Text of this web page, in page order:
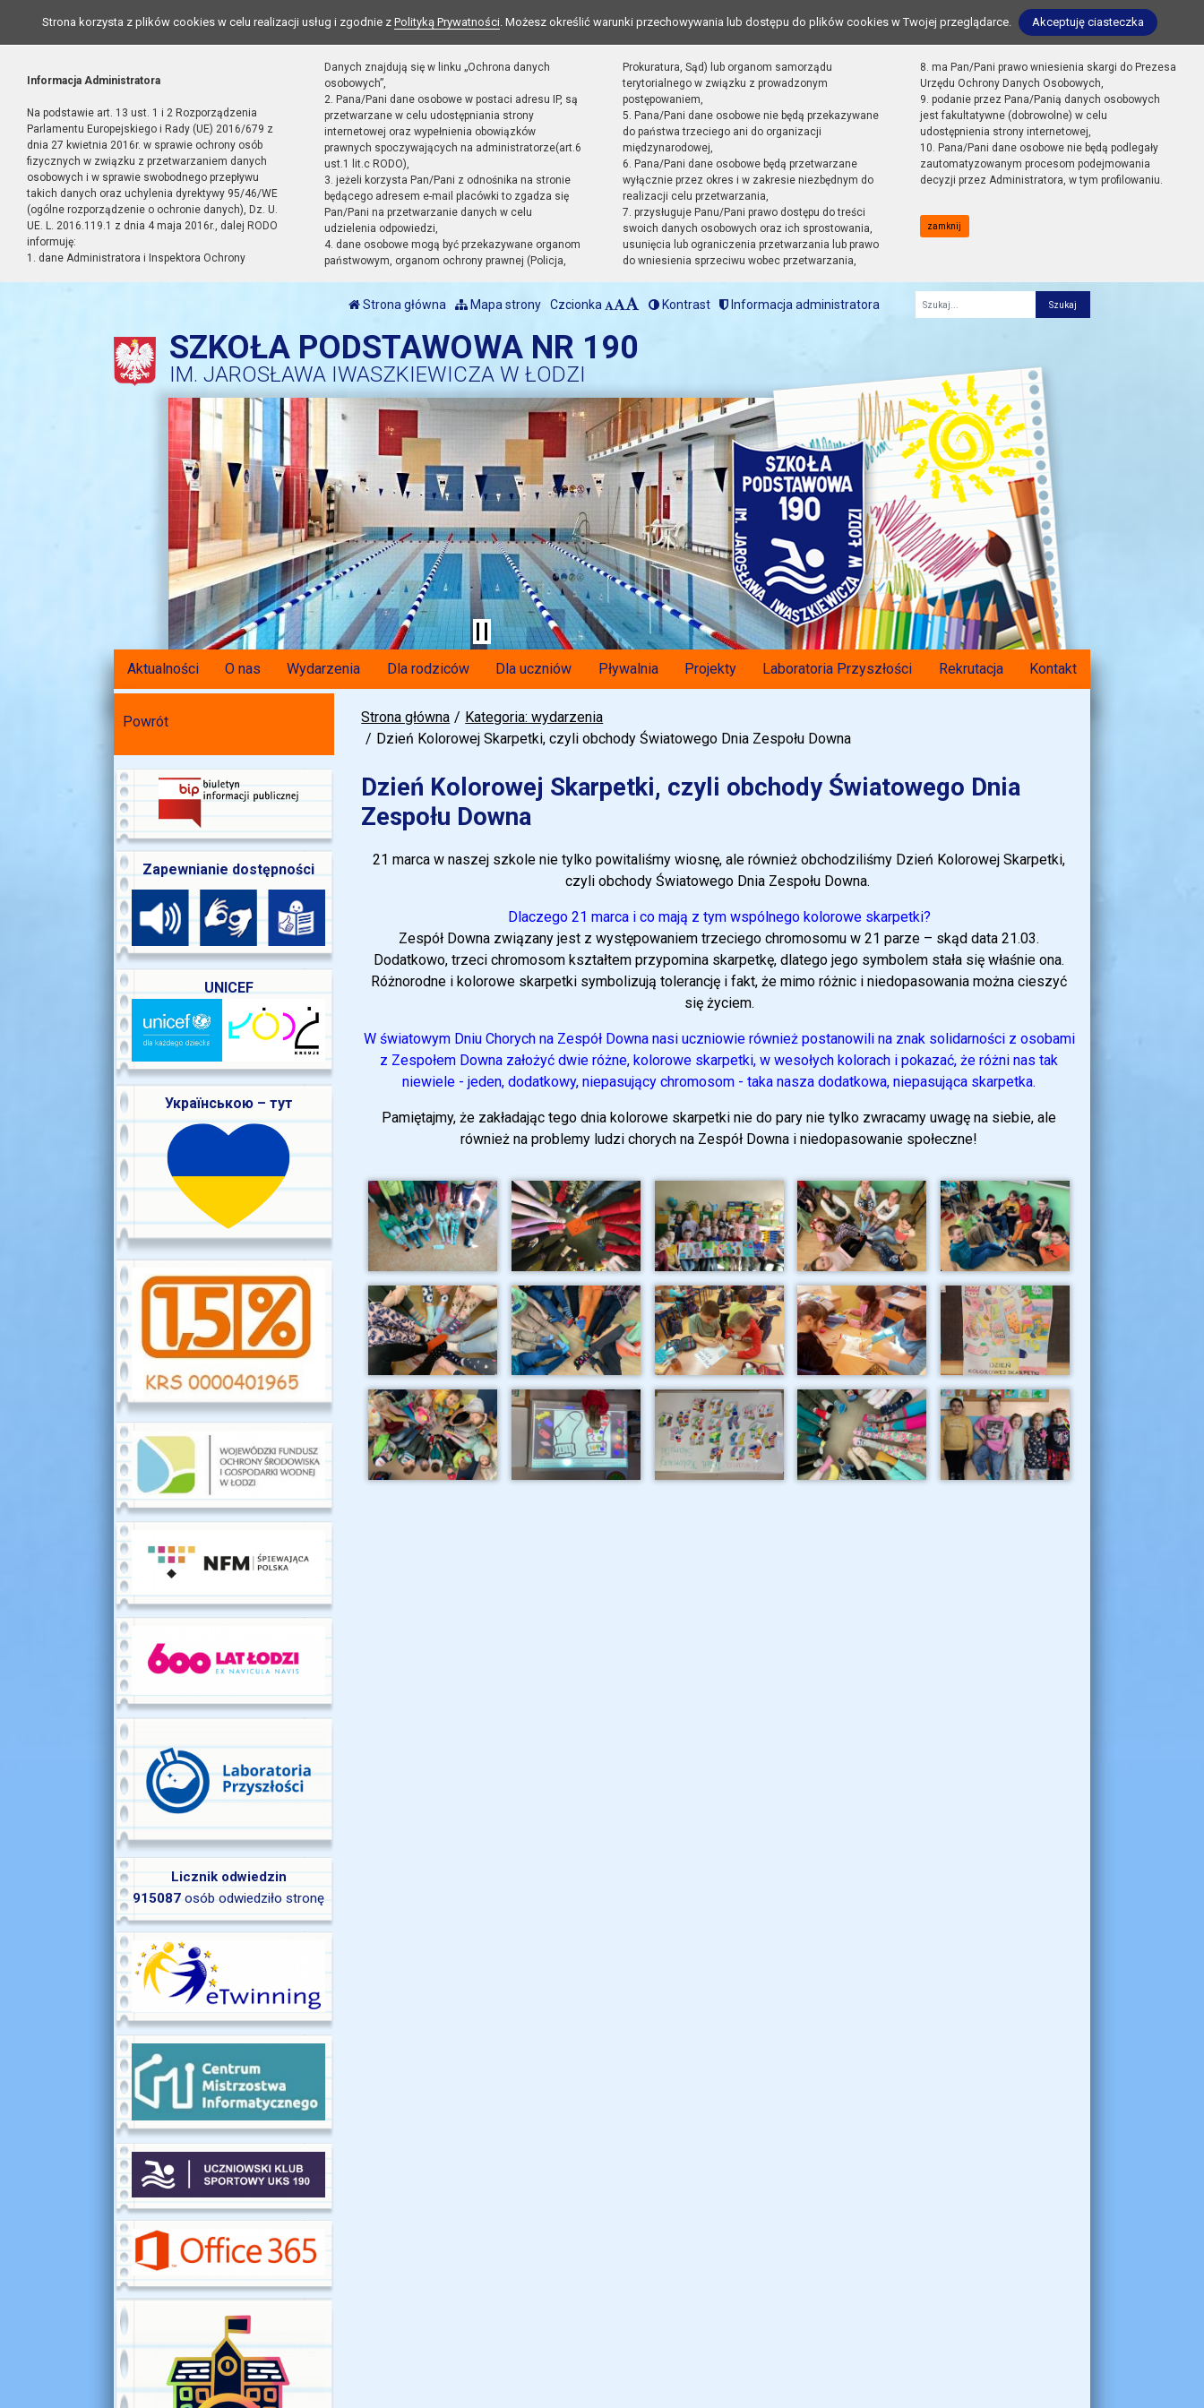
Strona korzysta z plików cookies w celu realizacji usług i zgodnie z Polityką Prywatności. Możesz określić warunki przechowywania lub dostępu do plików cookies w Twojej przeglądarce. Akceptuję ciasteczka
Informacja Administratora
Na podstawie art. 13 ust. 1 i 2 Rozporządzenia
Parlamentu Europejskiego i Rady (UE) 2016/679 z
dnia 27 kwietnia 2016r. w sprawie ochrony osób
fizycznych w związku z przetwarzaniem danych
osobowych i w sprawie swobodnego przepływu
takich danych oraz uchylenia dyrektywy 95/46/WE
(ogólne rozporządzenie o ochronie danych), Dz. U.
UE. L. 2016.119.1 z dnia 4 maja 2016r., dalej RODO
informuję:
1. dane Administratora i Inspektora Ochrony
Danych znajdują się w linku „Ochrona danych
osobowych”,
2. Pana/Pani dane osobowe w postaci adresu IP, są
przetwarzane w celu udostępniania strony
internetowej oraz wypełnienia obowiązków
prawnych spoczywających na administratorze(art.6
ust.1 lit.c RODO),
3. jeżeli korzysta Pan/Pani z odnośnika na stronie
będącego adresem e-mail placówki to zgadza się
Pan/Pani na przetwarzanie danych w celu
udzielenia odpowiedzi,
4. dane osobowe mogą być przekazywane organom
państwowym, organom ochrony prawnej (Policja,
Prokuratura, Sąd) lub organom samorządu
terytorialnego w związku z prowadzonym
postępowaniem,
5. Pana/Pani dane osobowe nie będą przekazywane
do państwa trzeciego ani do organizacji
międzynarodowej,
6. Pana/Pani dane osobowe będą przetwarzane
wyłącznie przez okres i w zakresie niezbędnym do
realizacji celu przetwarzania,
7. przysługuje Panu/Pani prawo dostępu do treści
swoich danych osobowych oraz ich sprostowania,
usunięcia lub ograniczenia przetwarzania lub prawo
do wniesienia sprzeciwu wobec przetwarzania,
8. ma Pan/Pani prawo wniesienia skargi do Prezesa
Urzędu Ochrony Danych Osobowych,
9. podanie przez Pana/Panią danych osobowych
jest fakultatywne (dobrowolne) w celu
udostępnienia strony internetowej,
10. Pana/Pani dane osobowe nie będą podlegały
zautomatyzowanym procesom podejmowania
decyzji przez Administratora, w tym profilowaniu.
zamknij
Strona główna Mapa strony Czcionka Kontrast Informacja administratora
Fraza
SZKOŁA PODSTAWOWA NR 190
IM. JAROSŁAWA IWASZKIEWICZA W ŁODZI
Aktualności O nas Wydarzenia Dla rodziców Dla uczniów Pływalnia Projekty Laboratoria Przyszłości Rekrutacja Kontakt
Strona główna
Kategoria: wydarzenia
Dzień Kolorowej Skarpetki, czyli obchody Światowego Dnia Zespołu Downa
Dzień Kolorowej Skarpetki, czyli obchody Światowego Dnia
Zespołu Downa
21 marca w naszej szkole nie tylko powitaliśmy wiosnę, ale również obchodziliśmy Dzień Kolorowej Skarpetki,
czyli obchody Światowego Dnia Zespołu Downa.
Dlaczego 21 marca i co mają z tym wspólnego kolorowe skarpetki?
Zespół Downa związany jest z występowaniem trzeciego chromosomu w 21 parze – skąd data 21.03.
Dodatkowo, trzeci chromosom kształtem przypomina skarpetkę, dlatego jego symbolem stała się właśnie ona.
Różnorodne i kolorowe skarpetki symbolizują tolerancję i fakt, że mimo różnic i niedopasowania można cieszyć
się życiem.
W światowym Dniu Chorych na Zespół Downa nasi uczniowie również postanowili na znak solidarności z osobami
z Zespołem Downa założyć dwie różne, kolorowe skarpetki, w wesołych kolorach i pokazać, że różni nas tak
niewiele - jeden, dodatkowy, niepasujący chromosom - taka nasza dodatkowa, niepasująca skarpetka.
Pamiętajmy, że zakładając tego dnia kolorowe skarpetki nie do pary nie tylko zwracamy uwagę na siebie, ale
również na problemy ludzi chorych na Zespół Downa i niedopasowanie społeczne!
Powrót
Zapewnianie dostępności
UNICEF
Українською – тут
Licznik odwiedzin
915087 osób odwiedziło stronę